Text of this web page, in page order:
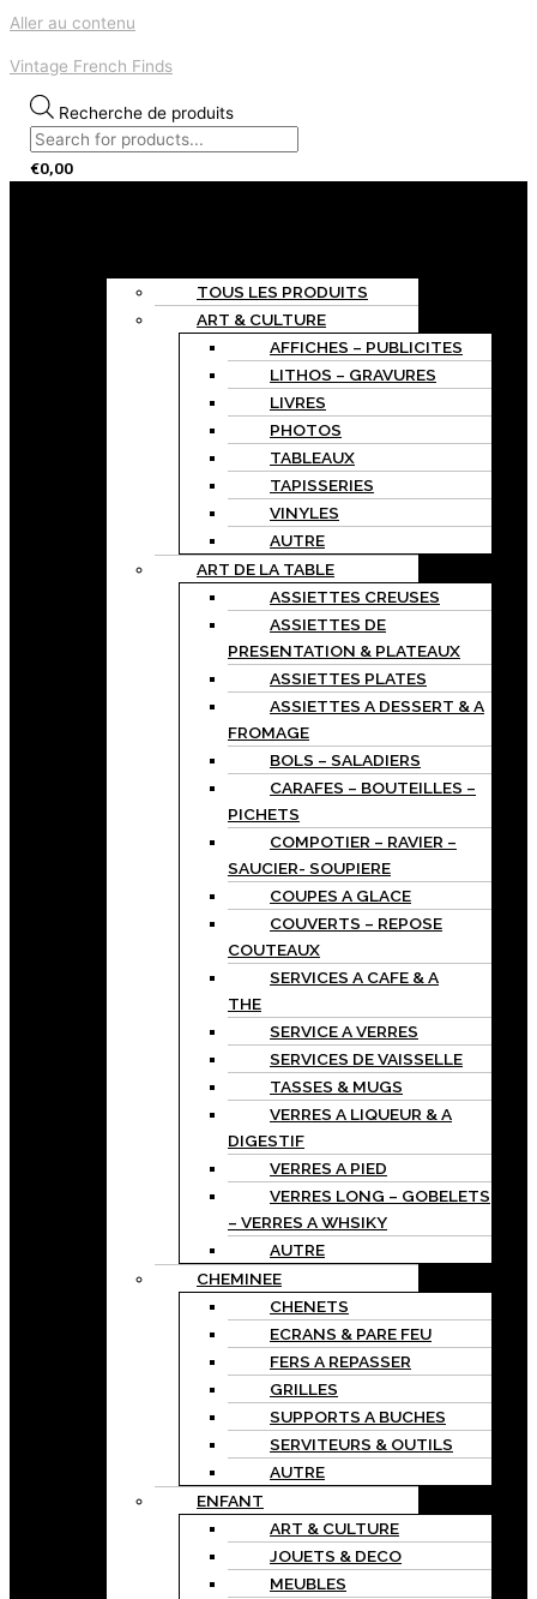
Aller au contenu
Vintage French Finds
Recherche de produits
€0,00
TOUS LES PRODUITS
ART & CULTURE
AFFICHES – PUBLICITES
LITHOS – GRAVURES
LIVRES
PHOTOS
TABLEAUX
TAPISSERIES
VINYLES
AUTRE
ART DE LA TABLE
ASSIETTES CREUSES
ASSIETTES DE
PRESENTATION & PLATEAUX
ASSIETTES PLATES
ASSIETTES A DESSERT & A
FROMAGE
BOLS – SALADIERS
CARAFES – BOUTEILLES –
PICHETS
COMPOTIER – RAVIER –
SAUCIER- SOUPIERE
COUPES A GLACE
COUVERTS – REPOSE
COUTEAUX
SERVICES A CAFE & A
THE
SERVICE A VERRES
SERVICES DE VAISSELLE
TASSES & MUGS
VERRES A LIQUEUR & A
DIGESTIF
VERRES A PIED
VERRES LONG – GOBELETS
– VERRES A WHSIKY
AUTRE
CHEMINEE
CHENETS
ECRANS & PARE FEU
FERS A REPASSER
GRILLES
SUPPORTS A BUCHES
SERVITEURS & OUTILS
AUTRE
ENFANT
ART & CULTURE
JOUETS & DECO
MEUBLES